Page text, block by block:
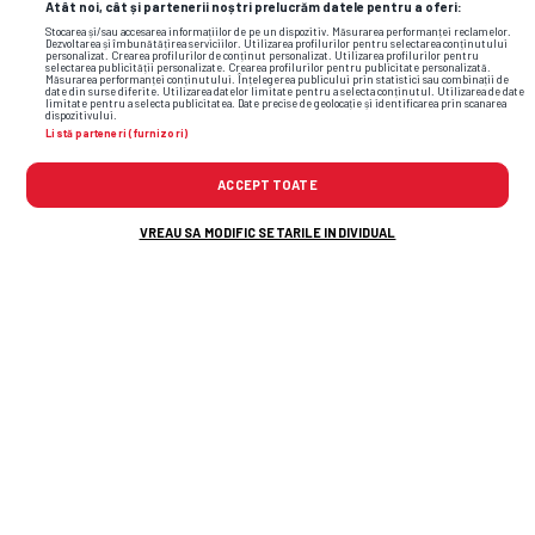
Atât noi, cât și partenerii noștri prelucrăm datele pentru a oferi:
Stocarea și/sau accesarea informațiilor de pe un dispozitiv. Măsurarea performanței reclamelor.
Dezvoltarea și îmbunătățirea serviciilor. Utilizarea profilurilor pentru selectarea conținutului
personalizat. Crearea profilurilor de conținut personalizat. Utilizarea profilurilor pentru
selectarea publicității personalizate. Crearea profilurilor pentru publicitate personalizată.
Măsurarea performanței conținutului. Înțelegerea publicului prin statistici sau combinații de
date din surse diferite. Utilizarea datelor limitate pentru a selecta conținutul. Utilizarea de date
limitate pentru a selecta publicitatea. Date precise de geolocație și identificarea prin scanarea
dispozitivului.
Listă parteneri (furnizori)
ACCEPT TOATE
VREAU SA MODIFIC SETARILE INDIVIDUAL